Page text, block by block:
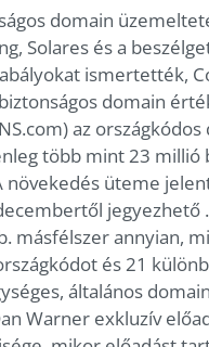
domain
Solares és a
ismertették,
domain
az
több mint 23 millió
üteme
annyian,
és 21
általános
Warner exkluzív